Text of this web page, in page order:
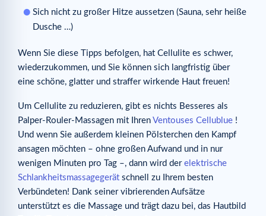
Sich nicht zu großer Hitze aussetzen (Sauna, sehr heiße
Dusche …)
Wenn Sie diese Tipps befolgen, hat Cellulite es schwer,
wiederzukommen, und Sie können sich langfristig über
eine schöne, glatter und straffer wirkende Haut freuen!
Um Cellulite zu reduzieren, gibt es nichts Besseres als
Palper-Rouler-Massagen mit Ihren Ventouses Cellublue !
Und wenn Sie außerdem kleinen Pölsterchen den Kampf
ansagen möchten – ohne großen Aufwand und in nur
wenigen Minuten pro Tag –, dann wird der elektrische
Schlankheitsmassagegerät schnell zu Ihrem besten
Verbündeten! Dank seiner vibrierenden Aufsätze
unterstützt es die Massage und trägt dazu bei, das Hautbild